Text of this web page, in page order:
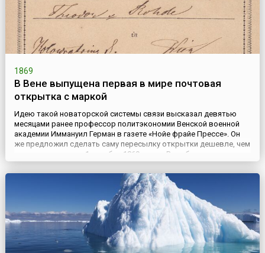
1869
В Вене выпущена первая в мире почтовая
открытка с маркой
Идею такой новаторской системы связи высказал девятью
месяцами ранее профессор политэкономии Венской военной
академии Иммануил Герман в газете «Нойе фрайе Прессе». Он
же предложил сделать саму пересылку открытки дешевле, чем
пересылку письма. 1 октября 1869 года в Вене была выпущена
первая в мире почтовая открытка с маркой. В листки из
плотной бумаги размером со стандартный почтовый конверт с